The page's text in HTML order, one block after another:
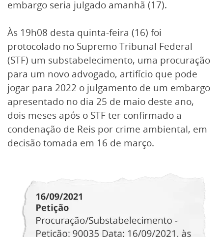
embargo seria julgado amanhã (17).
Às 19h08 desta quinta-feira (16) foi
protocolado no Supremo Tribunal Federal
(STF) um substabelecimento, uma procuração
para um novo advogado, artifício que pode
jogar para 2022 o julgamento de um embargo
apresentado no dia 25 de maio deste ano,
dois meses após o STF ter confirmado a
condenação de Reis por crime ambiental, em
decisão tomada em 16 de março.